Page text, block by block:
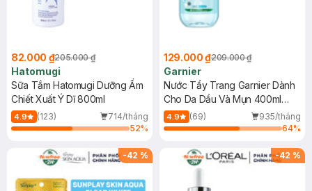
82.000 ₫205.000 ₫
Hatomugi
Sữa Tắm Hatomugi Dưỡng Ẩm
Chiết Xuất Ý Dĩ 800ml
4.9 (123)
714/tháng
52%
129.000 ₫209.000 ₫
Garnier
Nước Tẩy Trang Garnier Dành
Cho Da Dầu Và Mụn 400ml
(Mới)
4.9 (69)
935/tháng
64%
-42 % -42 %